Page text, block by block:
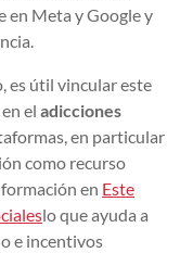
en Meta y Google y
es útil vincular este
el adicciones
en particular
como recurso
en Este
lo que ayuda a
e incentivos